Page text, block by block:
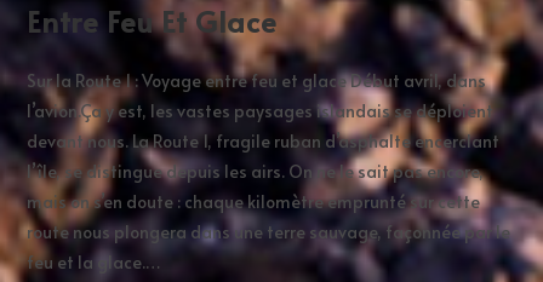
Entre Feu Et Glace
​​Sur la Route 1 : Voyage entre feu et glace Début avril, dans
l’avion.Ça y est, les vastes paysages islandais se déploient
devant nous. La Route 1, fragile ruban d’asphalte encerclant
l’île, se distingue depuis les airs. On ne le sait pas encore,
mais on s’en doute : chaque kilomètre emprunté sur cette
route nous plongera dans une terre sauvage, façonnée par le
feu et la glace.…